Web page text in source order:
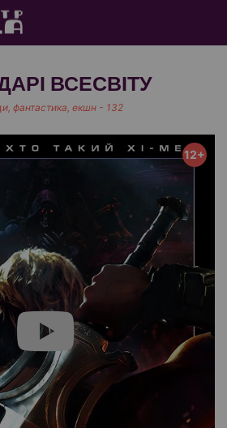
ВСЕСВІТУ
фантастика, екшн - 132
12+